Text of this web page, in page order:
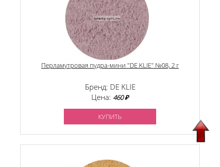
Перламутровая пудра-мини "DE KLIE" №08, 2 г
Бренд: DE KLIE
Цена: 460 ₽
КУПИТЬ